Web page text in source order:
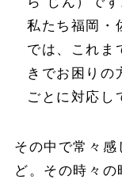
私たち福岡・
では、これま
きでお困りの
ごとに対応し
その中で常々
ど。その時々